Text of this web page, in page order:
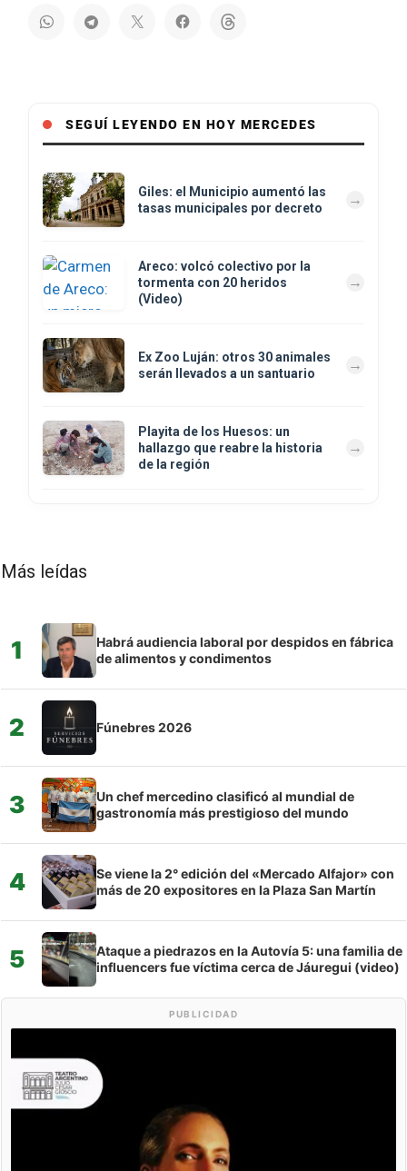
SEGUÍ LEYENDO EN HOY MERCEDES
Giles: el Municipio aumentó las
tasas municipales por decreto
Areco: volcó colectivo por la
tormenta con 20 heridos
(Video)
Ex Zoo Luján: otros 30 animales
serán llevados a un santuario
Playita de los Huesos: un
hallazgo que reabre la historia
de la región
Más leídas
1
Habrá audiencia laboral por despidos en fábrica
de alimentos y condimentos
2 Fúnebres 2026
3
Un chef mercedino clasificó al mundial de
gastronomía más prestigioso del mundo
4
Se viene la 2° edición del «Mercado Alfajor» con
más de 20 expositores en la Plaza San Martín
5
Ataque a piedrazos en la Autovía 5: una familia de
influencers fue víctima cerca de Jáuregui (video)
PUBLICIDAD